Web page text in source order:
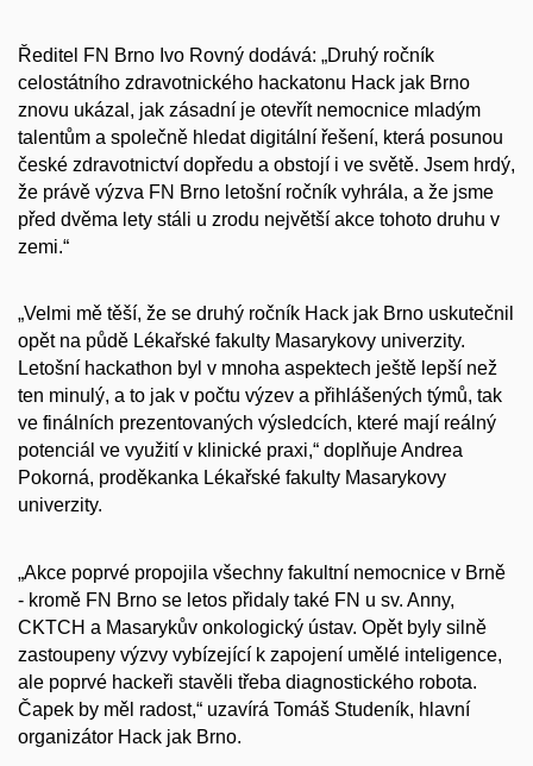
Ředitel FN Brno Ivo Rovný dodává: „Druhý ročník
celostátního zdravotnického hackatonu Hack jak Brno
znovu ukázal, jak zásadní je otevřít nemocnice mladým
talentům a společně hledat digitální řešení, která posunou
české zdravotnictví dopředu a obstojí i ve světě. Jsem hrdý,
že právě výzva FN Brno letošní ročník vyhrála, a že jsme
před dvěma lety stáli u zrodu největší akce tohoto druhu v
zemi.“
„Velmi mě těší, že se druhý ročník Hack jak Brno uskutečnil
opět na půdě Lékařské fakulty Masarykovy univerzity.
Letošní hackathon byl v mnoha aspektech ještě lepší než
ten minulý, a to jak v počtu výzev a přihlášených týmů, tak
ve finálních prezentovaných výsledcích, které mají reálný
potenciál ve využití v klinické praxi,“ doplňuje Andrea
Pokorná, proděkanka Lékařské fakulty Masarykovy
univerzity.
„Akce poprvé propojila všechny fakultní nemocnice v Brně
- kromě FN Brno se letos přidaly také FN u sv. Anny,
CKTCH a Masarykův onkologický ústav. Opět byly silně
zastoupeny výzvy vybízející k zapojení umělé inteligence,
ale poprvé hackeři stavěli třeba diagnostického robota.
Čapek by měl radost,“ uzavírá Tomáš Studeník, hlavní
organizátor Hack jak Brno.